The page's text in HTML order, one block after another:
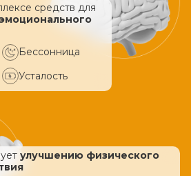
средств для
Бессонница
Усталость
улучшению физического